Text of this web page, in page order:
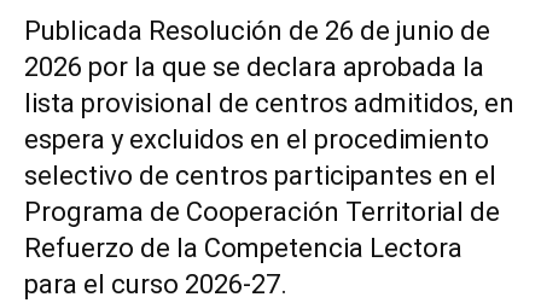
Publicada Resolución de 26 de junio de
2026 por la que se declara aprobada la
lista provisional de centros admitidos, en
espera y excluidos en el procedimiento
selectivo de centros participantes en el
Programa de Cooperación Territorial de
Refuerzo de la Competencia Lectora
para el curso 2026-27.